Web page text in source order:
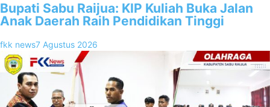
Bupati Sabu Raijua: KIP Kuliah Buka Jalan
Anak Daerah Raih Pendidikan Tinggi
fkk news7 Agustus 2026